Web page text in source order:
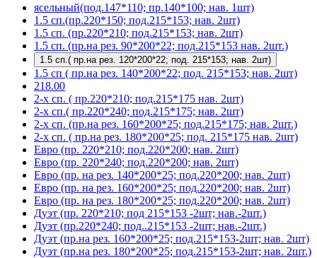
ясельный(под.147*110; пр.140*100; нав. 1шт)
1.5 сп.(пр.220*150; под.215*153; нав. 2шт)
1.5 сп. (пр.220*210; под.215*153; нав. 2шт)
1.5 сп. (пр.на рез. 90*200*22; под.215*153 нав. 2шт.)
1.5 сп.( пр.на рез. 120*200*22; под. 215*153; нав. 2шт)
1.5 сп ( пр.на рез. 140*200*22; под. 215*153; нав. 2шт)
218.00
2-х сп. ( пр.220*210; под.215*175 нав. 2шт)
2-х сп.( пр.220*240; под.215*175; нав. 2шт)
2-х сп. (пр.на рез. 160*200*25; под.215*175; нав. 2шт.)
2-х сп. ( пр.на рез. 180*200*25; под. 215*175 нав. 2шт)
Евро (пр. 220*210; под.220*200; нав. 2шт)
Евро (пр. 220*240; под.220*200; нав. 2шт)
Евро (пр. на рез. 140*200*25; под.220*200; нав. 2шт)
Евро (пр. на рез. 160*200*25; под.220*200; нав. 2шт)
Евро (пр. на рез. 180*200*25; под.220*200; нав. 2шт)
Дуэт (пр. 220*210; под 215*153 -2шт; нав.-2шт.)
Дуэт (пр.220*240; под..215*153 -2шт; нав.-2шт.)
Дуэт (пр.на рез. 160*200*25; под.215*153-2шт; нав. 2шт)
Дуэт (пр.на рез. 180*200*25; под.215*153-2шт; нав. 2шт.)